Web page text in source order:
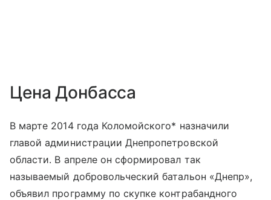
Цена Донбасса
В марте 2014 года Коломойского* назначили
главой администрации Днепропетровской
области. В апреле он сформировал так
называемый добровольческий батальон «Днепр»,
объявил программу по скупке контрабандного